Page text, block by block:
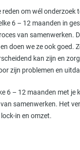
reden om wél onderzoek
6 – 12 maanden in
van samenwerken.
doen we ze ook goed.
kan zijn en
zijn problemen en
6 – 12 maanden met je
samenwerken. Het
in en omzet.